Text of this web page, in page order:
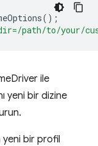
();
path/to/your/
ile
yeni bir dizine
yeni bir profil